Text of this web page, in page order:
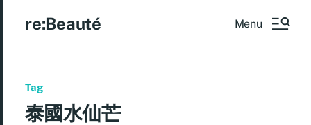
re:Beauté Menu
Tag
泰國水仙芒